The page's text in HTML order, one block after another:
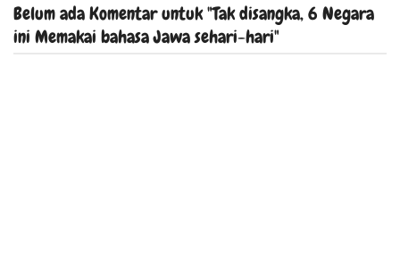
Belum ada Komentar untuk "Tak disangka, 6 Negara
ini Memakai bahasa Jawa sehari-hari"